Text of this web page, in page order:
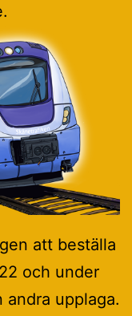
att beställa
och under
upplaga.